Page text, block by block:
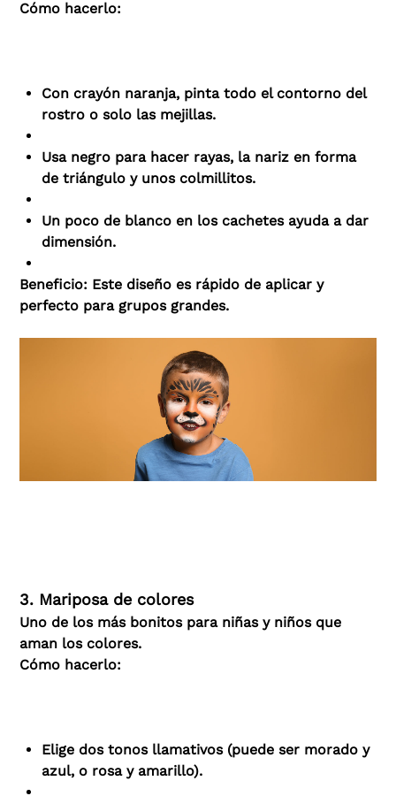
Cómo hacerlo:
Con crayón naranja, pinta todo el contorno del
rostro o solo las mejillas.
Usa negro para hacer rayas, la nariz en forma
de triángulo y unos colmillitos.
Un poco de blanco en los cachetes ayuda a dar
dimensión.
Beneficio: Este diseño es rápido de aplicar y
perfecto para grupos grandes.
3. Mariposa de colores
Uno de los más bonitos para niñas y niños que
aman los colores.
Cómo hacerlo:
Elige dos tonos llamativos (puede ser morado y
azul, o rosa y amarillo).